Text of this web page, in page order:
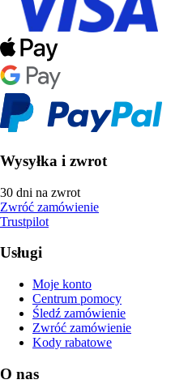
Wysyłka i zwrot
30 dni na zwrot
Zwróć zamówienie
Trustpilot
Usługi
Moje konto
Centrum pomocy
Śledź zamówienie
Zwróć zamówienie
Kody rabatowe
O nas